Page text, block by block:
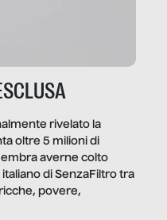
rivelato la
oltre 5 milioni di
averne colto
di SenzaFiltro tra
povere,